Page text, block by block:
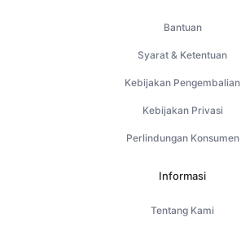
Bantuan
Syarat & Ketentuan
Kebijakan Pengembalian
Kebijakan Privasi
Perlindungan Konsumen
Informasi
Tentang Kami